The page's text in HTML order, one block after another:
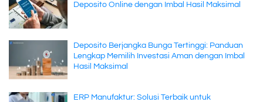
Deposito Online dengan Imbal Hasil Maksimal
Deposito Berjangka Bunga Tertinggi: Panduan
Lengkap Memilih Investasi Aman dengan Imbal
Hasil Maksimal
ERP Manufaktur: Solusi Terbaik untuk